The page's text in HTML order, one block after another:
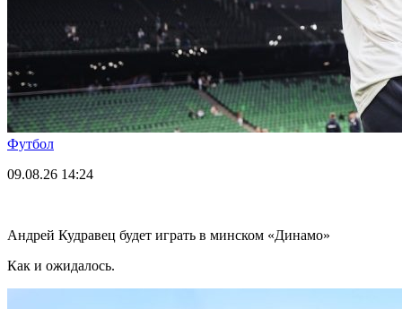
Футбол
09.08.26 14:24
Андрей Кудравец будет играть в минском «Динамо»
Как и ожидалось.